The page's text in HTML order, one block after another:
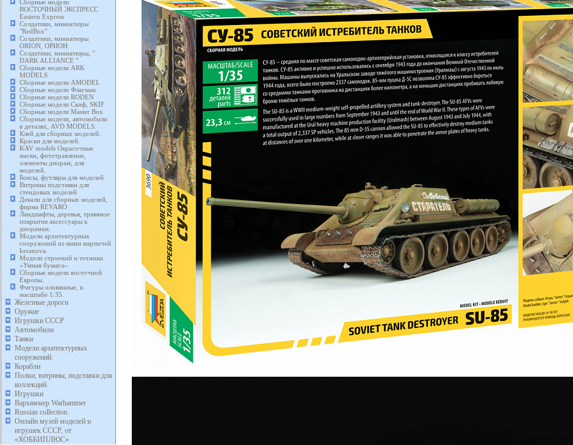
Сборные модели
ВОСТОЧНЫЙ ЭКСПРЕСС
Eastern Express
Солдатики, миниатюры
"RedBox"
Солдатики, миниатюры
ORION, ОРИОН
Солдатики, миниатюры, "
DARK ALLIANCE "
Сборные модели ARK
MODELS
Сборные модели AMODEL
Сборные модели Флагман
Сборные модели RODEN
Сборные модели Скиф, SKIF
Сборные модели Master Box
Сборные модели, автомобили
в деталях, AVD MODELS.
Клей для сборных моделей.
Краски для моделей.
KAV models Окрасочные
маски, фототравление,
элементы диорам, для
моделей.
Боксы, футляры для моделей
Витрины подставки для
стендовых моделей
Декали для сборных моделей,
фирма REVARO
Ландшафты, деревья, травяное
покрытия аксессуары к
диорамам.
Модели архитектурных
сооружений из мини кирпичей
keranova.
Модели строений и техники
«Умная бумага».
Сборные модели восточной
Европы.
Фигуры оловянные, в
масштабе 1:35.
Железные дороги
Оружие
Игрушки СССР
Автомобили
Танки
Модели архитектурных
сооружений.
Корабли
Полки, витрины, подставки для
коллекций.
Игрушки
Вархаммер Warhammer
Russian collection.
Онлайн музей моделей и
игрушек СССР, от
«ХОББИПЛЮС»